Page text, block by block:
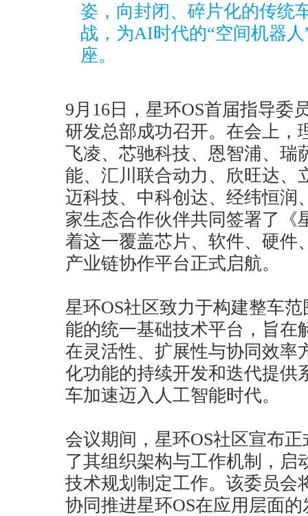
姿，向封闭、碎片化的传统
战，为AI时代的“空间机器
座。
9月16日，星环OS首届指导委
研发总部成功召开。在会上，
飞凌、芯驰科技、恩智浦、瑞
能、汇川联合动力、欣旺达、
迈科技、中科创达、经纬恒润
家生态合作伙伴共同签署了《
着这一覆盖芯片、软件、硬件
产业链协作平台正式启航。
星环OS社区致力于构建整车
能的统一基础技术平台，旨在
在灵活性、扩展性与协同效率
化功能的持续开发和迭代提供
车加速迈入人工智能时代。
会议期间，星环OS社区宣布
了其组织架构与工作机制，启
技术规划制定工作。该委员会
协同推进星环OS在应用层面